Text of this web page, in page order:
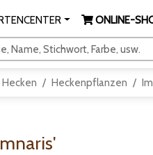
ONLINE-
Name, Stichwort, Farbe, usw.
Hecken Heckenpflanzen